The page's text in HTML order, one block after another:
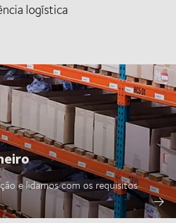
logística
e lidamos com os requisitos